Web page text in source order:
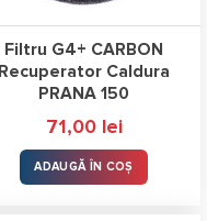
Filtru G4+ CARBON
Recuperator Caldura
PRANA 150
71,00 lei
ADAUGĂ ÎN COȘ